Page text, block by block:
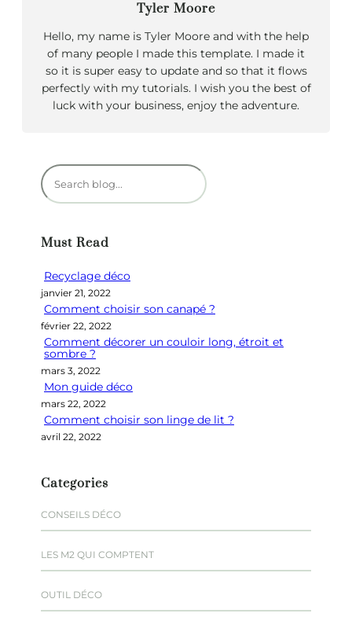
Tyler Moore
Hello, my name is Tyler Moore and with the help
of many people I made this template. I made it
so it is super easy to update and so that it flows
perfectly with my tutorials. I wish you the best of
luck with your business, enjoy the adventure.
R
e
e
c
h
e
Must Read
Recyclage déco
janvier 21, 2022
Comment choisir son canapé ?
février 22, 2022
Comment décorer un couloir long, étroit et
sombre ?
mars 3, 2022
Mon guide déco
mars 22, 2022
Comment choisir son linge de lit ?
avril 22, 2022
Categories
CONSEILS DÉCO
LES M2 QUI COMPTENT
OUTIL DÉCO